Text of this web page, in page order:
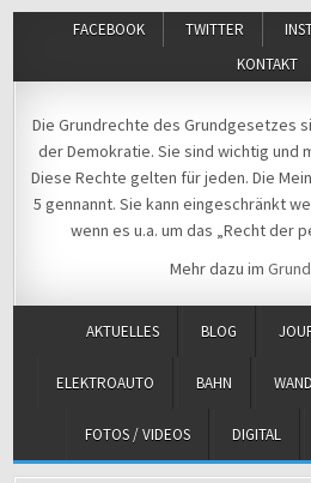
FACEBOOK TWITTER
KONTAKT
Michael Voß
Die Grundrechte des Grundgesetzes
der Demokratie. Sie sind wichtig und
Diese Rechte gelten für jeden. Die
5 gennannt. Sie kann eingeschränkt
wenn es u.a. um das „Recht der
Mehr dazu im
AKTUELLES BLOG
ELEKTROAUTO BAHN
FOTOS / VIDEOS DIGITAL